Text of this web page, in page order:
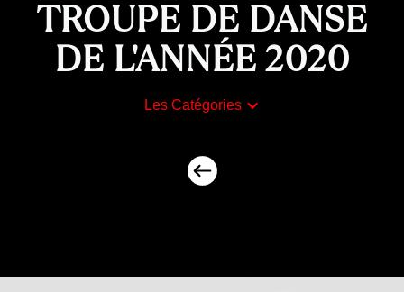
TROUPE DE DANSE
DE L'ANNÉE 2020
Les Catégories